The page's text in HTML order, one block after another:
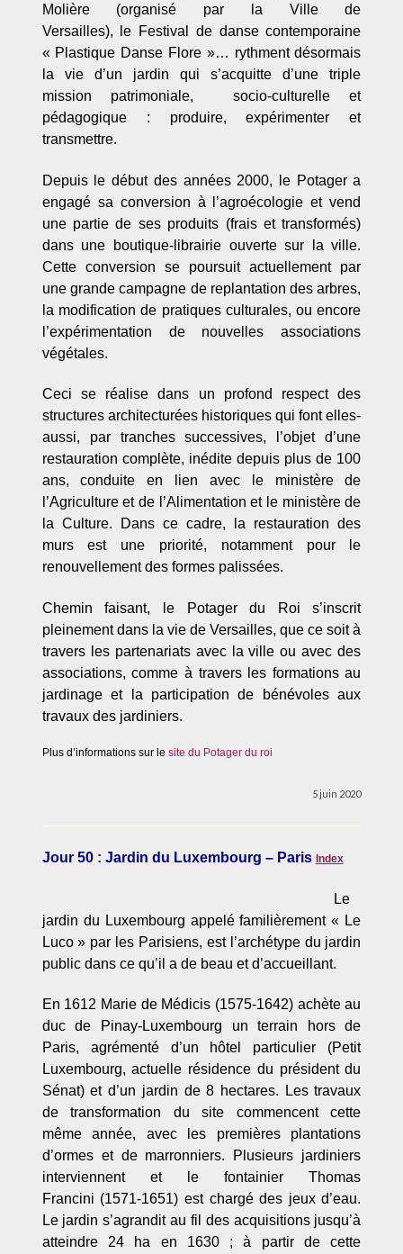
Molière (organisé par la Ville de
Versailles), le Festival de danse contemporaine
« Plastique Danse Flore »… rythment désormais
la vie d’un jardin qui s’acquitte d’une triple
mission patrimoniale, socio-culturelle et
pédagogique : produire, expérimenter et
transmettre.
Depuis le début des années 2000, le Potager a
engagé sa conversion à l’agroécologie et vend
une partie de ses produits (frais et transformés)
dans une boutique-librairie ouverte sur la ville.
Cette conversion se poursuit actuellement par
une grande campagne de replantation des arbres,
la modification de pratiques culturales, ou encore
l’expérimentation de nouvelles associations
végétales.
Ceci se réalise dans un profond respect des
structures architecturées historiques qui font elles-
aussi, par tranches successives, l’objet d’une
restauration complète, inédite depuis plus de 100
ans, conduite en lien avec le ministère de
l’Agriculture et de l’Alimentation et le ministère de
la Culture. Dans ce cadre, la restauration des
murs est une priorité, notamment pour le
renouvellement des formes palissées.
Chemin faisant, le Potager du Roi s’inscrit
pleinement dans la vie de Versailles, que ce soit à
travers les partenariats avec la ville ou avec des
associations, comme à travers les formations au
jardinage et la participation de bénévoles aux
travaux des jardiniers.
Plus d’informations sur le site du Potager du roi
5 juin 2020
Jour 50 : Jardin du Luxembourg – Paris Index
Le
jardin du Luxembourg appelé familièrement « Le
Luco » par les Parisiens, est l’archétype du jardin
public dans ce qu’il a de beau et d’accueillant.
En 1612 Marie de Médicis (1575-1642) achète au
duc de Pinay-Luxembourg un terrain hors de
Paris, agrémenté d’un hôtel particulier (Petit
Luxembourg, actuelle résidence du président du
Sénat) et d’un jardin de 8 hectares. Les travaux
de transformation du site commencent cette
même année, avec les premières plantations
d’ormes et de marronniers. Plusieurs jardiniers
interviennent et le fontainier Thomas
Francini (1571-1651) est chargé des jeux d’eau.
Le jardin s’agrandit au fil des acquisitions jusqu’à
atteindre 24 ha en 1630 ; à partir de cette